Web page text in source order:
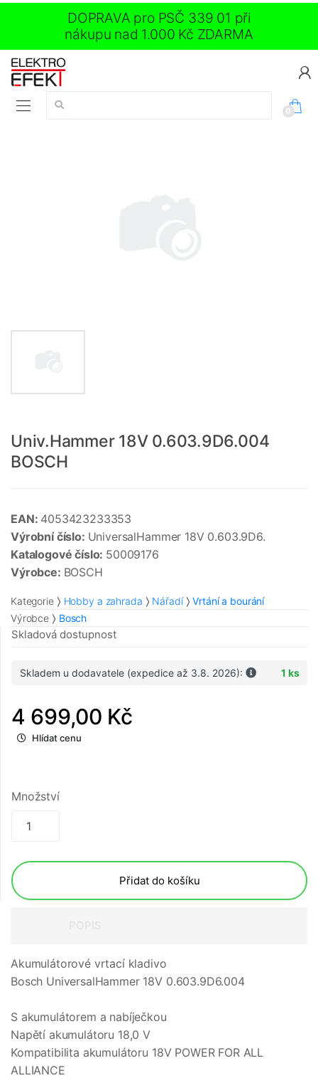
DOPRAVA pro PSČ 339 01 při
nákupu nad 1.000 Kč ZDARMA
Vyhledávání:
0
Univ.Hammer 18V 0.603.9D6.004
BOSCH
EAN: 4053423233353
Výrobní číslo: UniversalHammer 18V 0.603.9D6.
Katalogové číslo: 50009176
Výrobce: BOSCH
Kategorie Hobby a zahrada Nářadí
Vrtání a bourání
Výrobce
Bosch
Skladová dostupnost
Skladem u dodavatele (expedice až 3.8. 2026): 1 ks
4 699,00 Kč
Hlídat cenu
Množství
Přidat do košíku
Akumulátorové vrtací kladivo
Bosch UniversalHammer 18V 0.603.9D6.004
S akumulátorem a nabíječkou
Napětí akumulátoru 18,0 V
Kompatibilita akumulátoru 18V POWER FOR ALL
ALLIANCE